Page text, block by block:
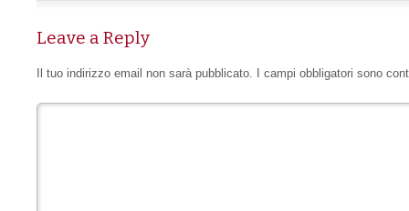
Leave a Reply
Il tuo indirizzo email non sarà pubblicato. I campi obbligatori sono